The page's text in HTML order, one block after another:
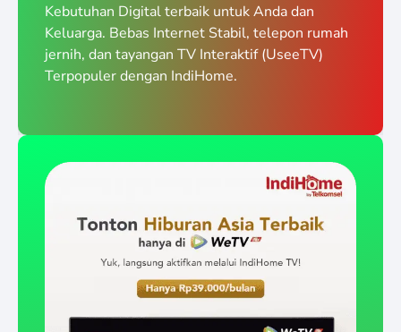
Kebutuhan Digital terbaik untuk Anda dan
Keluarga. Bebas Internet Stabil, telepon rumah
jernih, dan tayangan TV Interaktif (UseeTV)
Terpopuler dengan IndiHome.